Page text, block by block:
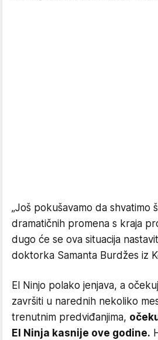
„Još pokušavamo da shvatimo
dramatičnih promena s kraja
dugo će se ova situacija
doktorka Samanta Burdžes iz
El Ninjo polako jenjava, a
završiti u narednih nekoliko
trenutnim predviđanjima,
El Ninja kasnije ove godine.